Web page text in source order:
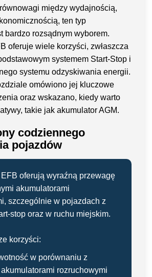
między wydajnością,
ten typ
bardzo rozsądnym wyborem.
oferuje wiele korzyści, zwłaszcza
systemem Start-Stop i
systemu odzyskiwania energii.
omówiono jej kluczowe
oraz wskazano, kiedy warto
takie jak akumulator AGM.
codziennego
pojazdów
oferują wyraźną przewagę
akumulatorami
szczególnie w pojazdach z
stop oraz w ruchu miejskim.
korzyści:
w porównaniu z
rozruchowymi